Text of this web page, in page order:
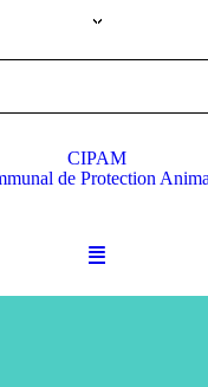
CIPAM
de Protection